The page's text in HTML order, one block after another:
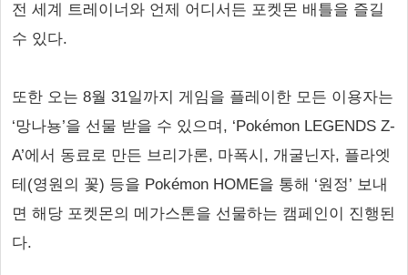
전 세계 트레이너와 언제 어디서든 포켓몬 배틀을 즐길
수 있다.
또한 오는 8월 31일까지 게임을 플레이한 모든 이용자는
‘망나뇽’을 선물 받을 수 있으며, ‘Pokémon LEGENDS Z-
A’에서 동료로 만든 브리가론, 마폭시, 개굴닌자, 플라엣
테(영원의 꽃) 등을 Pokémon HOME을 통해 ‘원정’ 보내
면 해당 포켓몬의 메가스톤을 선물하는 캠페인이 진행된
다.